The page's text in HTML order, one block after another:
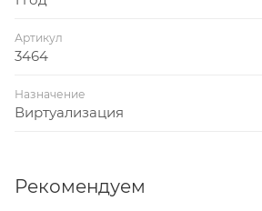
Артикул
3464
Назначение
Виртуализация
Рекомендуем